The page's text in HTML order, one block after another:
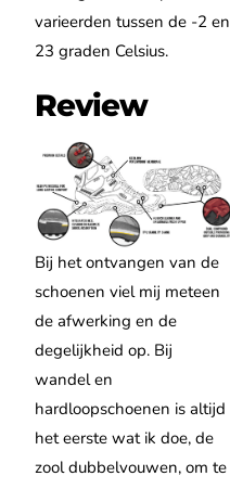
varieerden tussen de -2 en
23 graden Celsius.
Review
Bij het ontvangen van de
schoenen viel mij meteen
de afwerking en de
degelijkheid op. Bij
wandel en
hardloopschoenen is altijd
het eerste wat ik doe, de
zool dubbelvouwen, om te